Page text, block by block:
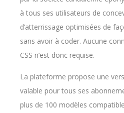
à tous ses utilisateurs de
d’atterrissage optimisées de
sans avoir à coder. Aucune
CSS n’est donc requise.
La plateforme propose une
valable pour tous ses
plus de 100 modèles